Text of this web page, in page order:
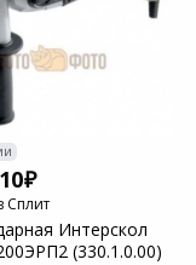
Сплит
Интерскол
(330.1.0.00)